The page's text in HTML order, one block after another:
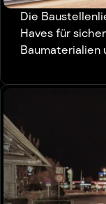
Die
Haves für
Baumaterialien